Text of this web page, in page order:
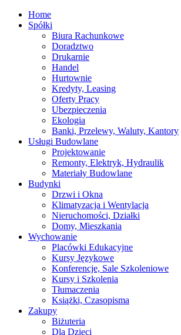
Home
Spółki
Biura Rachunkowe
Doradztwo
Drukarnie
Handel
Hurtownie
Kredyty, Leasing
Oferty Pracy
Ubezpieczenia
Ekologia
Banki, Przelewy, Waluty, Kantory
Usługi Budowlane
Projektowanie
Remonty, Elektryk, Hydraulik
Materiały Budowlane
Budynki
Drzwi i Okna
Klimatyzacja i Wentylacja
Nieruchomości, Działki
Domy, Mieszkania
Wychowanie
Placówki Edukacyjne
Kursy Językowe
Konferencje, Sale Szkoleniowe
Kursy i Szkolenia
Tłumaczenia
Książki, Czasopisma
Zakupy
Biżuteria
Dla Dzieci